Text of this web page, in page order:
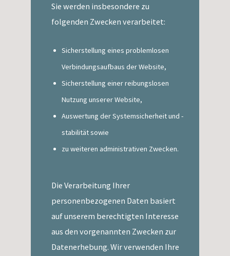
Sie werden insbesondere zu
folgenden Zwecken verarbeitet:
Sicherstellung eines problemlosen
Verbindungsaufbaus der Website,
Sicherstellung einer reibungslosen
Nutzung unserer Website,
Auswertung der Systemsicherheit und -
stabilität sowie
zu weiteren administrativen Zwecken.
Die Verarbeitung Ihrer
personenbezogenen Daten basiert
auf unserem berechtigten Interesse
aus den vorgenannten Zwecken zur
Datenerhebung. Wir verwenden Ihre